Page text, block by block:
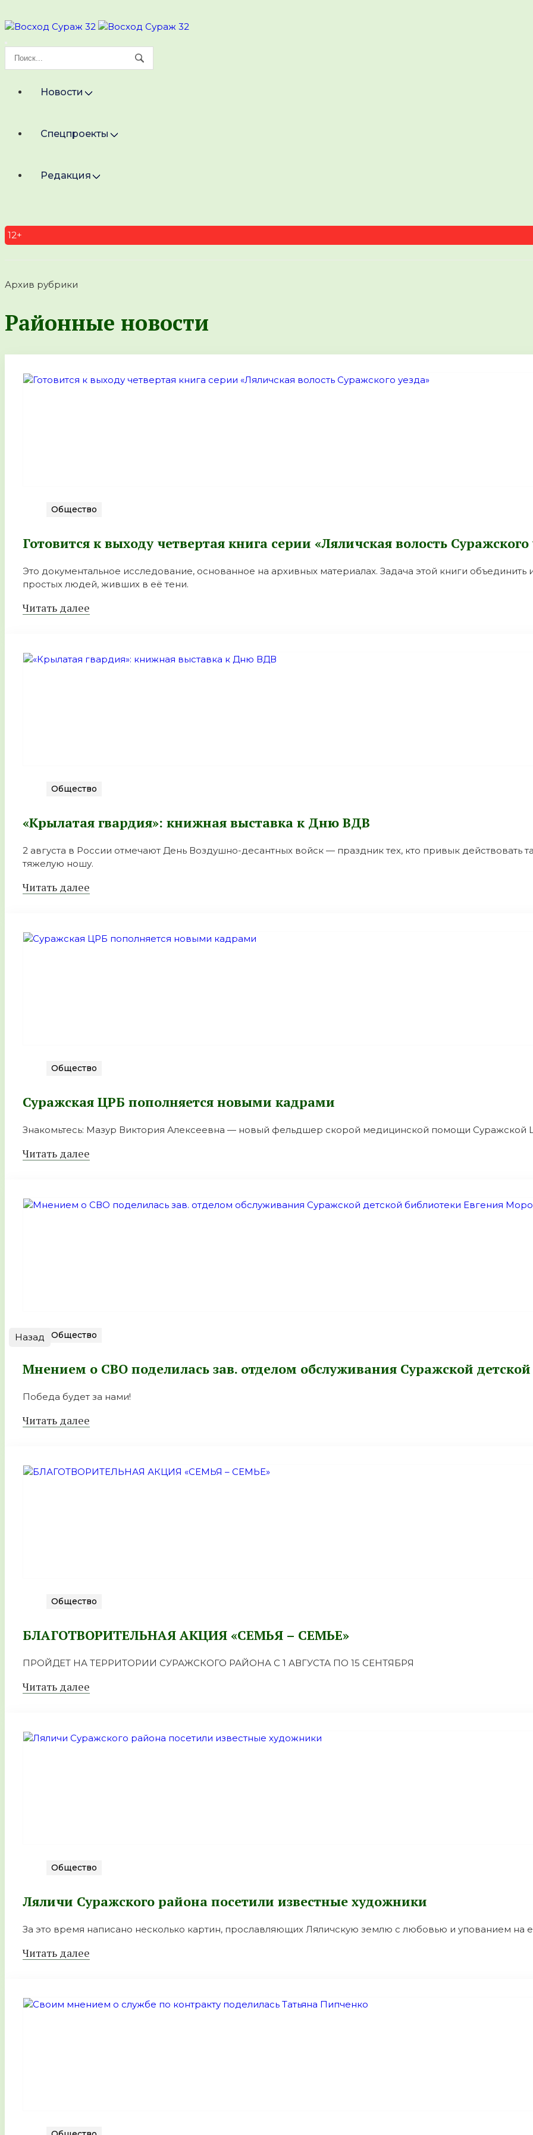
Новости
Спецпроекты
Редакция
12+
Архив рубрики
Районные новости
Общество
Готовится к выходу четвертая книга серии «Ляличская волость Суражского
Это документальное исследование, основанное на архивных материалах. Задача этой книги
простых людей, живших в её тени.
Читать далее
Общество
«Крылатая гвардия»: книжная выставка к Дню ВДВ
2 августа в России отмечают День Воздушно-десантных войск — праздник тех, кто привык действовать
тяжелую ношу.
Читать далее
Общество
Суражская ЦРБ пополняется новыми кадрами
Знакомьтесь: Мазур Виктория Алексеевна — новый фельдшер скорой медицинской помощи Суражской
Читать далее
Общество
Мнением о СВО поделилась зав. отделом обслуживания Суражской
Победа будет за нами!
Читать далее
Общество
БЛАГОТВОРИТЕЛЬНАЯ АКЦИЯ «СЕМЬЯ – СЕМЬЕ»
ПРОЙДЕТ НА ТЕРРИТОРИИ СУРАЖСКОГО РАЙОНА С 1 АВГУСТА ПО 15 СЕНТЯБРЯ
Читать далее
Общество
Ляличи Суражского района посетили известные художники
За это время написано несколько картин, прославляющих Ляличскую землю с любовью и упованием на
Читать далее
Назад